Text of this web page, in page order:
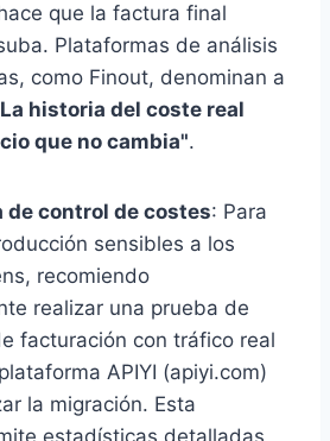
que la factura final
Plataformas de análisis
como Finout, denominan a
historia del coste real
que no cambia".
de control de costes: Para
sensibles a los
recomiendo
realizar una prueba de
facturación con tráfico real
APIYI (apiyi.com)
la migración. Esta